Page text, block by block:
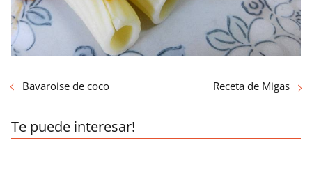
Bavaroise de coco Receta de Migas
Te puede interesar!